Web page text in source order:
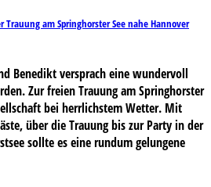
am Springhorster See nahe Hannover
Benedikt versprach eine wundervoll
Zur freien Trauung am Springhorster
bei herrlichstem Wetter. Mit
über die Trauung bis zur Party in der
sollte es eine rundum gelungene